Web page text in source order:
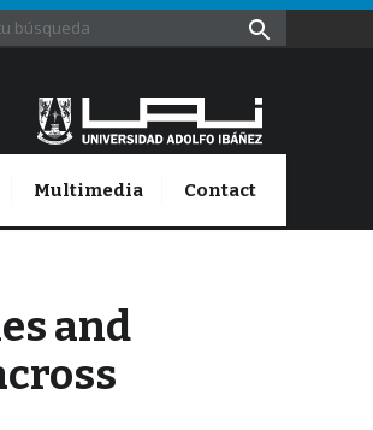
Multimedia Contact
and